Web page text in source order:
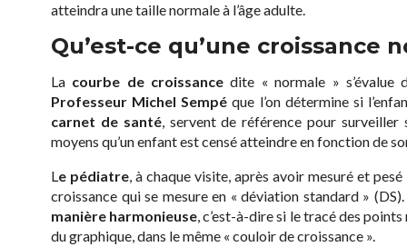
atteindra une taille normale à l’âge adulte.
Qu’est-ce qu’une croissance
La courbe de croissance dite « normale » s’évalue
Professeur Michel Sempé que l’on détermine si
carnet de santé, servent de référence pour
moyens qu’un enfant est censé atteindre en fonction de
Le pédiatre, à chaque visite, après avoir mesuré et
croissance qui se mesure en « déviation standard »
manière harmonieuse, c’est-à-dire si le tracé des
du graphique, dans le même « couloir de croissance ».